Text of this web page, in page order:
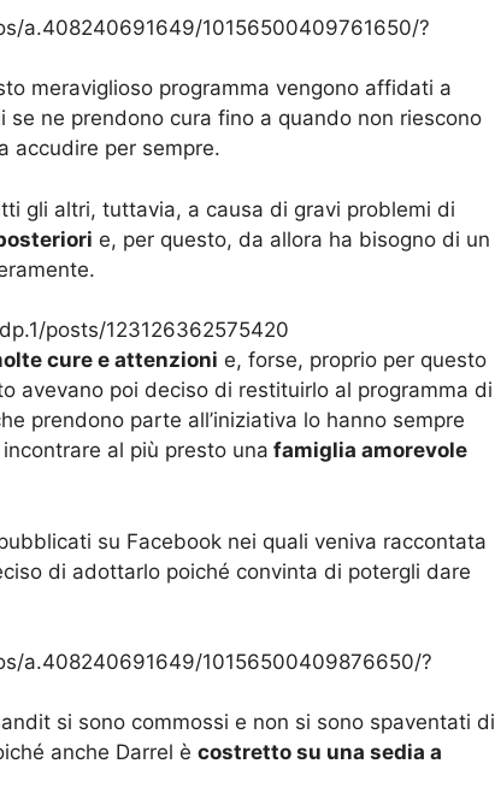
a.408240691649/10156500409761650/?
meraviglioso programma vengono affidati a
se ne prendono cura fino a quando non riescono
accudire per sempre.
gli altri, tuttavia, a causa di gravi problemi di
e, per questo, da allora ha bisogno di un
posts/123126362575420
cure e attenzioni e, forse, proprio per questo
avevano poi deciso di restituirlo al programma di
prendono parte all’iniziativa lo hanno sempre
al più presto una famiglia amorevole
su Facebook nei quali veniva raccontata
di adottarlo poiché convinta di potergli dare
a.408240691649/10156500409876650/?
si sono commossi e non si sono spaventati di
anche Darrel è costretto su una sedia a